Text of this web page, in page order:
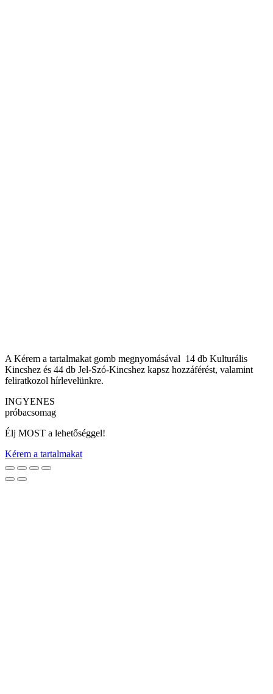
A Kérem a tartalmakat gomb megnyomásával 14 db Kulturális
Kincshez és 44 db Jel-Szó-Kincshez kapsz hozzáférést, valamint
feliratkozol hírlevelünkre.
INGYENES
próbacsomag
Élj MOST a lehetőséggel!
Kérem a tartalmakat